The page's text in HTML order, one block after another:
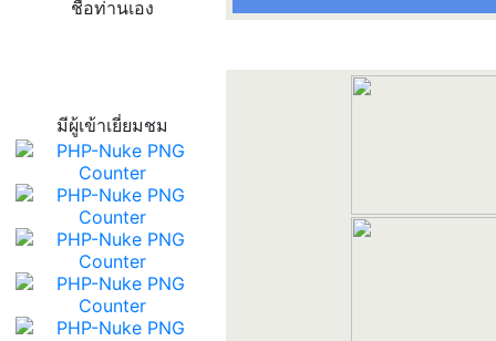
ชื่อท่านเอง
มีผู้เข้าเยี่ยมชม